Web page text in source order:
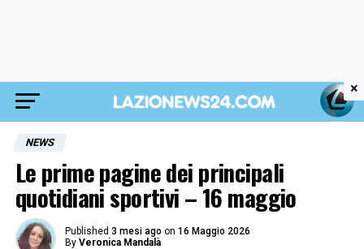
NEWS
Le prime pagine dei principali
quotidiani sportivi – 16 maggio
Published 3 mesi ago on 16 Maggio 2026
By Veronica Mandalà
×